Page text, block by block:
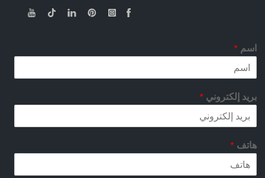
ل
ك
ت
و
ي
ا
ف
اسم*
بريد إلكتروني*
هاتف*